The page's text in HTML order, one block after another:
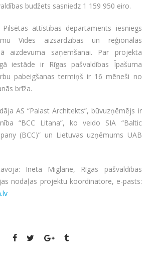
budžets sasniedz 1 159 950 eiro.
Pilsētas attīstības departaments iesniegs
Vides aizsardzības un reģionālās
aizdevuma saņemšanai. Par projekta
iestāde ir Rīgas pašvaldības Īpašuma
pabeigšanas termiņš ir 16 mēneši no
brīža.
AS “Palast Architekts”, būvuzņēmējs ir
“BCC Litana”, ko veido SIA “Baltic
(BCC)” un Lietuvas uzņēmums UAB
Ineta Miglāne, Rīgas pašvaldības
nodaļas projektu koordinatore, e-pasts: